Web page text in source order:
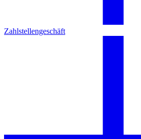
Zahlstellengeschäft